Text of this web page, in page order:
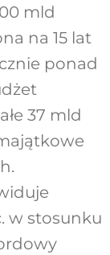
mld
na 15 lat
ponad
37 mld
w stosunku